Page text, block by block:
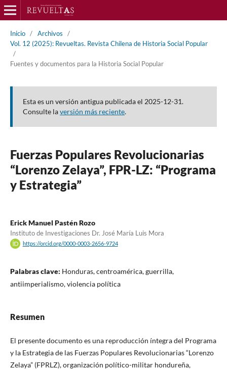
Inicio / Archivos
/
Vol. 12 (2025): Revueltas. Revista Chilena de Historia Social Popular
/
Fuentes y documentos para la Historia Social Popular
Esta es un versión antigua publicada el 2025-12-31.
Consulte laversión más reciente.
Fuerzas Populares Revolucionarias
“Lorenzo Zelaya”, FPR-LZ: “Programa
y Estrategia”
Erick Manuel Pastén Rozo
Instituto de Investigaciones Dr. José María Luis Mora
https://orcid.org/0000-0003-2656-9724
Palabras clave: Honduras, centroamérica, guerrilla,
antiimperialismo, violencia política
Resumen
El presente documento es una reproducción íntegra del Programa
y la Estrategia de las Fuerzas Populares Revolucionarias “Lorenzo
Zelaya” (FPRLZ), organización político-militar hondureña,